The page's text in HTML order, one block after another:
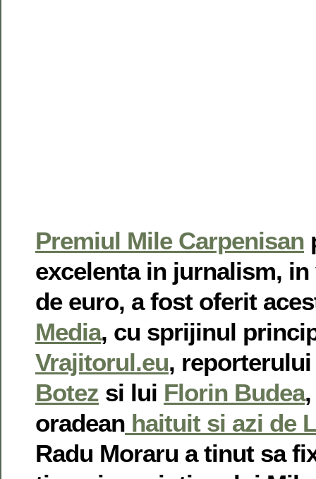
Premiul Mile Carpenisan
excelenta in jurnalism, in
de euro, a fost oferit
Media, cu sprijinul
Vrajitorul.eu,
Botez si lui Florin Budea
oradean haituit si azi de
Radu Moraru a tinut sa